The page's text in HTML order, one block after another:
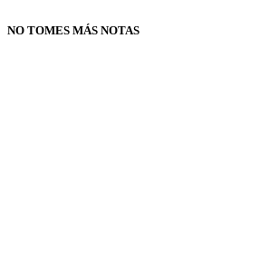
NO TOMES MÁS NOTAS